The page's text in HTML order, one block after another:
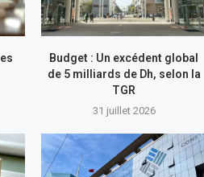
Budget : Un excédent global
de 5 milliards de Dh, selon la
TGR
31 juillet 2026